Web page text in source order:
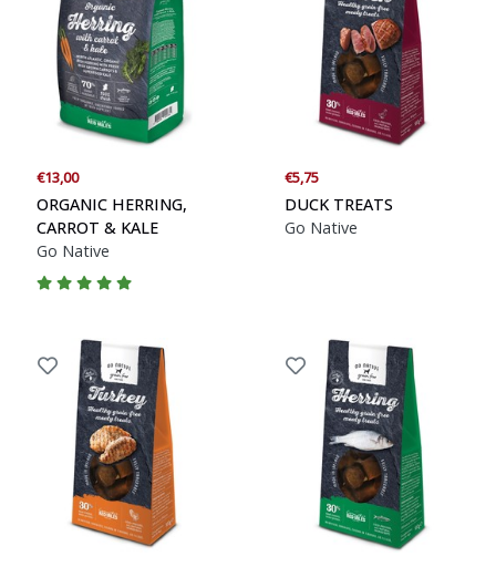
€13,00
ORGANIC HERRING,
CARROT & KALE
Go Native
€5,75
DUCK TREATS
Go Native